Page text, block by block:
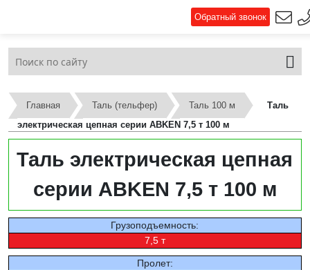
Обратный звонок
Главная Таль (тельфер) Таль 100 м
Таль
электрическая цепная серии ABKEN 7,5 т 100 м
Таль электрическая цепная
серии ABKEN 7,5 т 100 м
Грузоподъемность:
7,5 т
Пролет: